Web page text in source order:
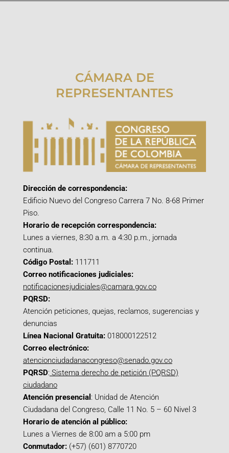
CÁMARA DE
REPRESENTANTES
Dirección de correspondencia:
Edificio Nuevo del Congreso Carrera 7 No. 8-68 Primer
Piso.
Horario de recepción correspondencia:
Lunes a viernes, 8:30 a.m. a 4:30 p.m., jornada
continua.
Código Postal: 111711
Correo notificaciones judiciales:
notificacionesjudiciales@camara.gov.co
PQRSD:
Atención peticiones, quejas, reclamos, sugerencias y
denuncias
Línea Nacional Gratuita: 018000122512
Correo electrónico:
atencionciudadanacongreso@senado.gov.co
PQRSD: Sistema derecho de petición (PQRSD)
ciudadano
Atención presencial : Unidad de Atención
Ciudadana del Congreso, Calle 11 No. 5 – 60 Nivel 3
Horario de atención al público:
Lunes a Viernes de 8:00 am a 5:00 pm
Conmutador: (+57) (601) 8770720